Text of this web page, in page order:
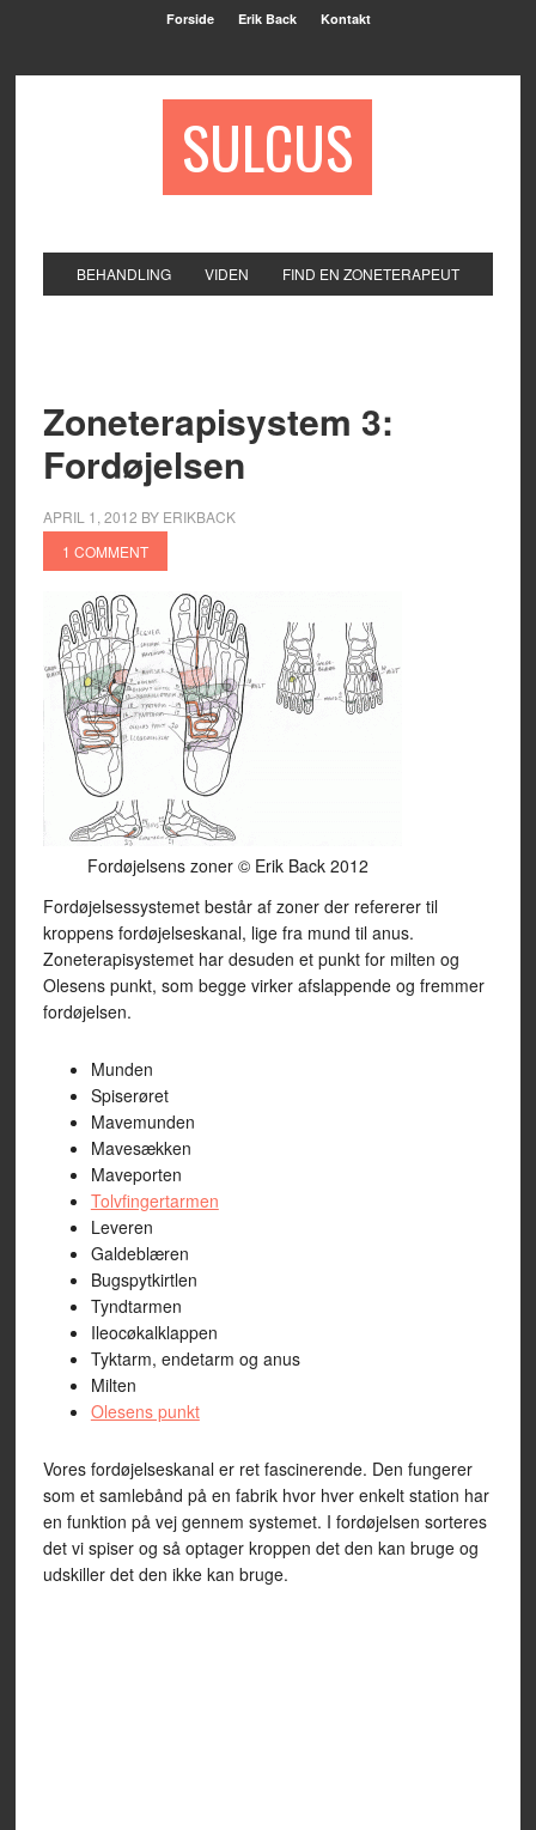
Forside Erik Back Kontakt
SULCUS
BEHANDLING VIDEN FIND EN ZONETERAPEUT
Zoneterapisystem 3:
Fordøjelsen
APRIL 1, 2012 BY ERIKBACK
1 COMMENT
Fordøjelsens zoner © Erik Back 2012
Fordøjelsessystemet består af zoner der refererer til
kroppens fordøjelseskanal, lige fra mund til anus.
Zoneterapisystemet har desuden et punkt for milten og
Olesens punkt, som begge virker afslappende og fremmer
fordøjelsen.
Munden
Spiserøret
Mavemunden
Mavesækken
Maveporten
Tolvfingertarmen
Leveren
Galdeblæren
Bugspytkirtlen
Tyndtarmen
Ileocøkalklappen
Tyktarm, endetarm og anus
Milten
Olesens punkt
Vores fordøjelseskanal er ret fascinerende. Den fungerer
som et samlebånd på en fabrik hvor hver enkelt station har
en funktion på vej gennem systemet. I fordøjelsen sorteres
det vi spiser og så optager kroppen det den kan bruge og
udskiller det den ikke kan bruge.